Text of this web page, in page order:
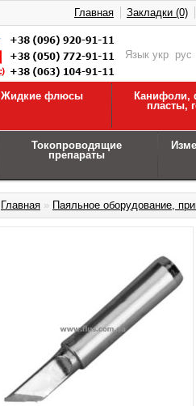
Язык укр рус
Главная Закладки (0)
Жидкие флюсы
Канифоли,
пласты,
Токопроводящие
препараты
Главная » Паяльное оборудование,